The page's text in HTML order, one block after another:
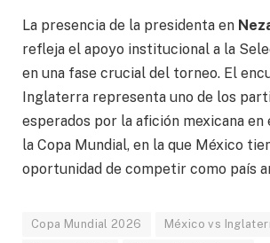
La presencia de la presidenta en
refleja el apoyo institucional a la
en una fase crucial del torneo. El
Inglaterra representa uno de los
esperados por la afición mexicana en
la Copa Mundial, en la que México
oportunidad de competir como país
Copa Mundial 2026 México vs